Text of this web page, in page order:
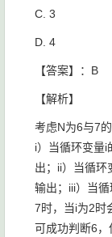
C. 3
D. 4
【答案】：B
【解析】
考虑N为6与7的
i）当循环变量i
出；ii）当循环
输出；iii）当
7时，当i为2时
可成功判断6，